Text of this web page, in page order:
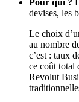
Pour qui ?
devises, les
Le choix
au nombre
c’est : taux
ce coût total
Revolut